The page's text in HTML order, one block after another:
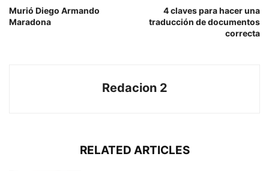
Murió Diego Armando
Maradona
4 claves para hacer una
traducción de documentos
correcta
Redacion 2
RELATED ARTICLES